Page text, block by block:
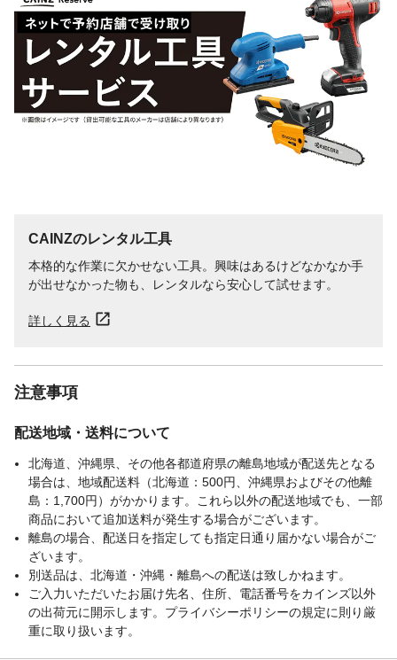
CAINZのレンタル工具
本格的な作業に欠かせない工具。興味はあるけどなかなか手
が出せなかった物も、レンタルなら安心して試せます。
詳しく見る
注意事項
配送地域・送料について
北海道、沖縄県、その他各都道府県の離島地域が配送先となる
場合は、地域配送料（北海道：500円、沖縄県およびその他離
島：1,700円）がかかります。これら以外の配送地域でも、一部
商品において追加送料が発生する場合がございます。
離島の場合、配送日を指定しても指定日通り届かない場合がご
ざいます。
別送品は、北海道・沖縄・離島への配送は致しかねます。
ご入力いただいたお届け先名、住所、電話番号をカインズ以外
の出荷元に開示します。プライバシーポリシーの規定に則り厳
重に取り扱います。